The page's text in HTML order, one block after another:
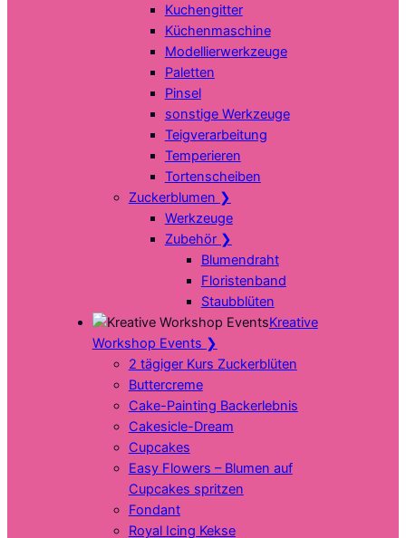
Kuchengitter
Küchenmaschine
Modellierwerkzeuge
Paletten
Pinsel
sonstige Werkzeuge
Teigverarbeitung
Temperieren
Tortenscheiben
Zuckerblumen ❯
Werkzeuge
Zubehör ❯
Blumendraht
Floristenband
Staubblüten
Kreative
Workshop Events ❯
2 tägiger Kurs Zuckerblüten
Buttercreme
Cake-Painting Backerlebnis
Cakesicle-Dream
Cupcakes
Easy Flowers – Blumen auf
Cupcakes spritzen
Fondant
Royal Icing Kekse